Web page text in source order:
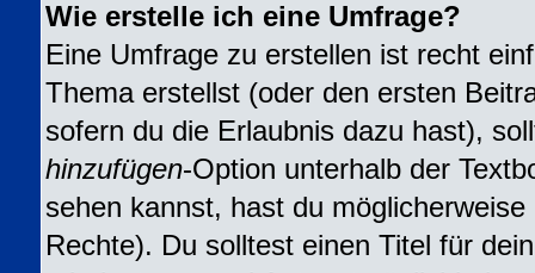
Wie erstelle ich eine Umfrage?
Eine Umfrage zu erstellen ist recht
Thema erstellst (oder den ersten
sofern du die Erlaubnis dazu hast),
hinzufügen-Option unterhalb der
sehen kannst, hast du
Rechte). Du solltest einen Titel für